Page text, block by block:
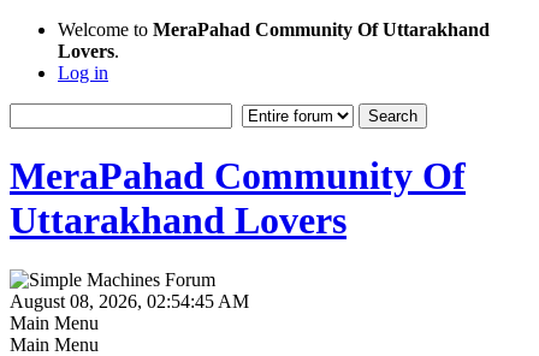
Welcome to MeraPahad Community Of Uttarakhand
Lovers.
Log in
MeraPahad Community Of
Uttarakhand Lovers
August 08, 2026, 02:54:45 AM
Main Menu
Main Menu